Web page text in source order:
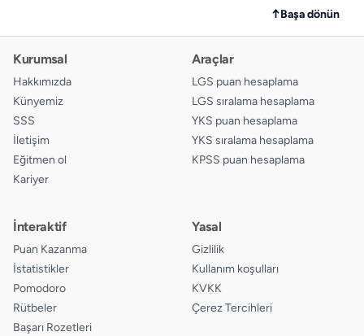
↑Başa dönün
Kurumsal
Hakkımızda
Künyemiz
SSS
İletişim
Eğitmen ol
Kariyer
Araçlar
LGS puan hesaplama
LGS sıralama hesaplama
YKS puan hesaplama
YKS sıralama hesaplama
KPSS puan hesaplama
İnteraktif
Puan Kazanma
İstatistikler
Pomodoro
Rütbeler
Başarı Rozetleri
Yasal
Gizlilik
Kullanım koşulları
KVKK
Çerez Tercihleri